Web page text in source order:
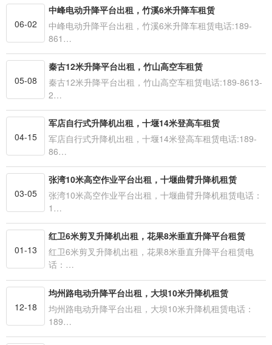
06-02
中峰电动升降平台出租，竹溪6米升降车租赁
中峰电动升降平台出租，竹溪6米升降车租赁电话:189-
861…
05-08
秦古12米升降平台出租，竹山高空车租赁
秦古12米升降平台出租，竹山高空车租赁电话:189-8613-
2…
04-15
军店自行式升降机出租，十堰14米登高车租赁
军店自行式升降机出租，十堰14米登高车租赁电话:189-
86…
03-05
张湾10米高空作业平台出租，十堰曲臂升降机租赁
张湾10米高空作业平台出租，十堰曲臂升降机租赁电话：
1…
01-13
红卫6米剪叉升降机出租，花果8米垂直升降平台租赁
红卫6米剪叉升降机出租，花果8米垂直升降平台租赁电
话：…
12-18
均州路电动升降平台出租，大坝10米升降机租赁
均州路电动升降平台出租，大坝10米升降机租赁电话：
189…